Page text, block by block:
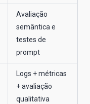
Avaliação
semântica e
testes de
prompt
Logs + métricas
+ avaliação
qualitativa